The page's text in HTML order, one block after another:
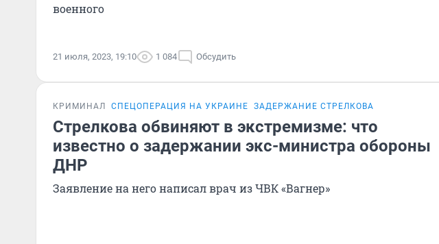
военного
21 июля, 2023, 19:10 1 084 Обсудить
КРИМИНАЛ СПЕЦОПЕРАЦИЯ НА УКРАИНЕ ЗАДЕРЖАНИЕ СТРЕЛКОВА
Стрелкова обвиняют в экстремизме: что
известно о задержании экс-министра обороны
ДНР
Заявление на него написал врач из ЧВК «Вагнер»